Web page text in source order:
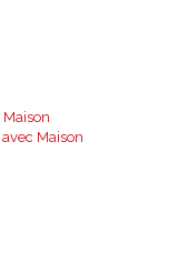
Maison
avec Maison